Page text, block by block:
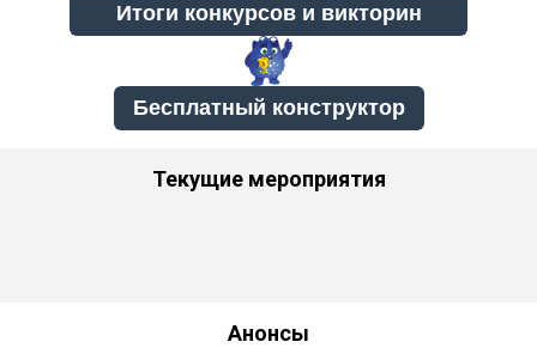
Бесплатный конструктор
Текущие мероприятия
Анонсы